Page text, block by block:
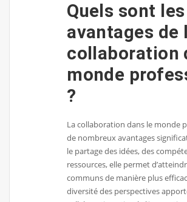
Quels sont les
avantages de
collaboration
monde
?
La collaboration dans le monde
de nombreux avantages
le partage des idées, des
ressources, elle permet
communs de manière plus
diversité des perspectives